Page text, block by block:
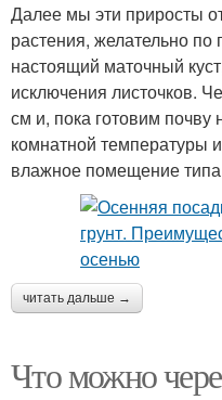
Далее мы эти приросты
растения, желательно по
настоящий маточный
исключения листочков.
см и, пока готовим почву
комнатной температуры
влажное помещение
читать дальше →
Что можно